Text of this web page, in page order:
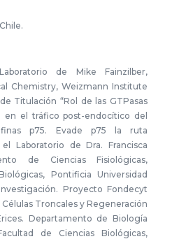
de Mike Fainzilber,
Chemistry, Weizmann Institute
Titulación “Rol de las GTPasas
en el tráfico post-endocítico del
p75. Evade p75 la ruta
Laboratorio de Dra. Francisca
de Ciencias Fisiológicas,
Pontificia Universidad
Proyecto Fondecyt
Troncales y Regeneración
Departamento de Biología
de Ciencias Biológicas,